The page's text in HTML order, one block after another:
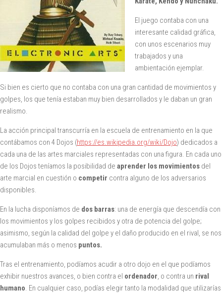
El juego contaba con una
interesante calidad gráfica,
con unos escenarios muy
trabajados y una
ambientación ejemplar.
Si bien es cierto que no contaba con una gran cantidad de movimientos y
golpes, los que tenía estaban muy bien desarrollados y le daban un gran
realismo.
La acción principal transcurría en la escuela de entrenamiento en la que
contábamos con 4 Dojos (https://es.wikipedia.org/wiki/Dojo) dedicados a
cada una de las artes marciales representadas con una figura. En cada uno
de los Dojos teníamos la posibilidad de aprender los movimientos del
arte marcial en cuestión o competir contra alguno de los adversarios
disponibles.
En la lucha disponíamos de dos barras: una de energía que descendía con
los movimientos y los golpes recibidos y otra de potencia del golpe;
asimismo, según la calidad del golpe y el daño producido en el rival, se nos
acumulaban más o menos puntos.
Tras el entrenamiento, podíamos acudir a otro dojo en el que podíamos
exhibir nuestros avances, o bien contra el ordenador, o contra un rival
humano. En cualquier caso, podías elegir tanto la modalidad que utilizarías